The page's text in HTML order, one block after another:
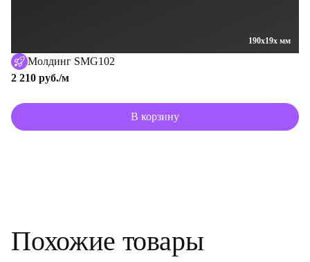
190x19x мм
Молдинг SMG102
2 210 руб./м
В корзину
Похожие товары